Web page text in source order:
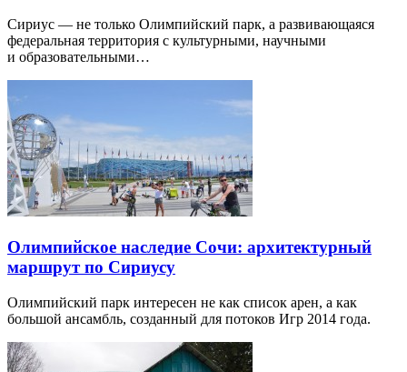
Сириус — не только Олимпийский парк, а развивающаяся
федеральная территория с культурными, научными
и образовательными…
Олимпийское наследие Сочи: архитектурный
маршрут по Сириусу
Олимпийский парк интересен не как список арен, а как
большой ансамбль, созданный для потоков Игр 2014 года.